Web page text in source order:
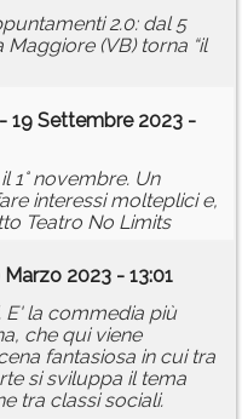
2.0: dal 5
(VB) torna “il
- 19 Settembre 2023 -
1° novembre. Un
interessi molteplici e,
Teatro No Limits
2023 - 13:01
E' la commedia più
che qui viene
fantasiosa in cui tra
si sviluppa il tema
tra classi sociali.